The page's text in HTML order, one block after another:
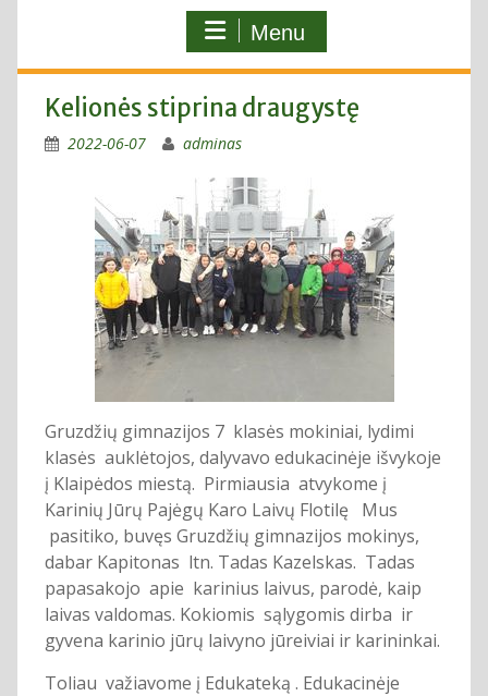
Menu
Kelionės stiprina draugystę
2022-06-07 adminas
Gruzdžių gimnazijos 7 klasės mokiniai, lydimi
klasės auklėtojos, dalyvavo edukacinėje išvykoje
į Klaipėdos miestą. Pirmiausia atvykome į
Karinių Jūrų Pajėgų Karo Laivų Flotilę Mus
pasitiko, buvęs Gruzdžių gimnazijos mokinys,
dabar Kapitonas ltn. Tadas Kazelskas. Tadas
papasakojo apie karinius laivus, parodė, kaip
laivas valdomas. Kokiomis sąlygomis dirba ir
gyvena karinio jūrų laivyno jūreiviai ir karininkai.
Toliau važiavome į Edukateką . Edukacinėje